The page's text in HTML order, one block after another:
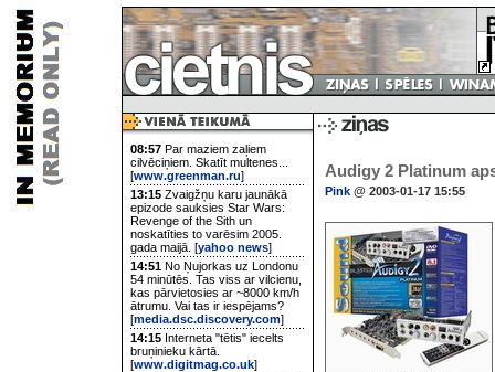
08:57 Par maziem zaļiem
cilvēciņiem. Skatīt multenes...
[www.greenman.ru]
13:15 Zvaigžņu karu jaunākā
epizode sauksies Star Wars:
Revenge of the Sith un
noskatīties to varēsim 2005.
gada maijā. [yahoo news]
14:51 No Ņujorkas uz Londonu
54 minūtēs. Tas viss ar vilcienu,
kas pārvietosies ar ~8000 km/h
ātrumu. Vai tas ir iespējams?
[media.dsc.discovery.com]
14:15 Interneta "tētis" iecelts
bruņinieku kārtā.
[www.digitmag.co.uk]
Audigy 2 Platinum
Pink @ 2003-01-17 15:55